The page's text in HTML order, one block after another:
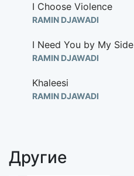
I Choose Violence
RAMIN DJAWADI
I Need You by My Side
RAMIN DJAWADI
Khaleesi
RAMIN DJAWADI
Light of the Seven
Другие